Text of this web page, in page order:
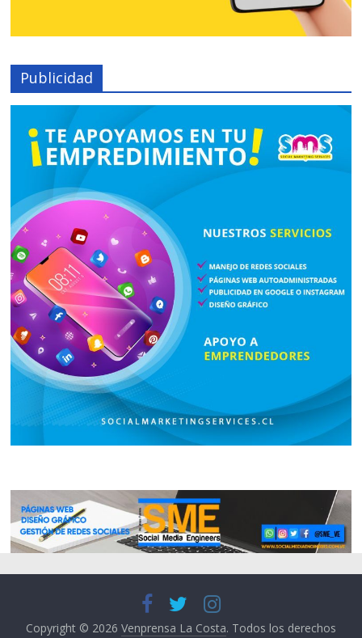
Publicidad
Copyright © 2026 Venprensa La Costa. Todos los derechos